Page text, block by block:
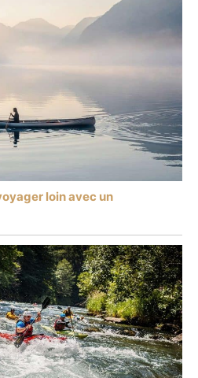
loin avec un